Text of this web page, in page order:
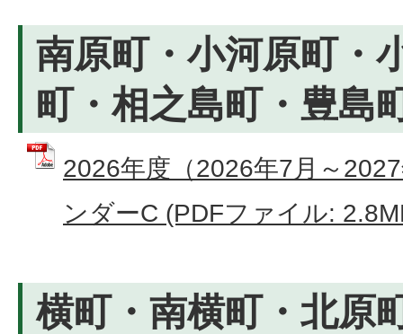
南原町・小河原町・
町・相之島町・豊島
2026年度（2026年7月～
ンダーC (PDFファイル:
横町・南横町・北原